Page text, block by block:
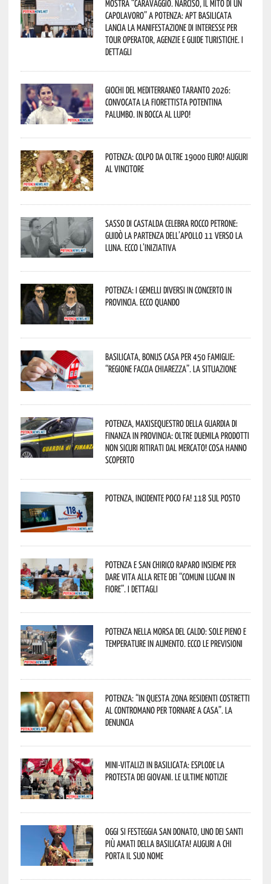
Mostra “Caravaggio. Narciso, il mito di un
capolavoro” a Potenza: APT Basilicata
lancia la manifestazione di interesse per
Tour Operator, Agenzie e Guide Turistiche. I
dettagli
Giochi del Mediterraneo Taranto 2026:
convocata la fiorettista potentina
Palumbo. In bocca al lupo!
Potenza: colpo da oltre 19000 Euro! Auguri
al vincitore
Sasso di Castalda celebra Rocco Petrone:
guidò la partenza dell’Apollo 11 verso la
Luna. Ecco l’iniziativa
Potenza: i Gemelli DiVersi in concerto in
provincia. Ecco quando
Basilicata, Bonus casa per 450 famiglie:
“Regione faccia chiarezza”. La situazione
Potenza, maxisequestro della Guardia di
Finanza in provincia: oltre duemila prodotti
non sicuri ritirati dal mercato! Cosa hanno
scoperto
Potenza, incidente poco fa! 118 sul posto
Potenza e San Chirico Raparo insieme per
dare vita alla rete dei “Comuni Lucani in
Fiore”. I dettagli
Potenza nella morsa del caldo: sole pieno e
temperature in aumento. Ecco le previsioni
Potenza: “In questa zona residenti costretti
al contromano per tornare a casa”. La
denuncia
Mini-vitalizi in Basilicata: esplode la
protesta dei giovani. Le ultime notizie
Oggi si festeggia San Donato, uno dei Santi
più amati della Basilicata! Auguri a chi
porta il suo nome